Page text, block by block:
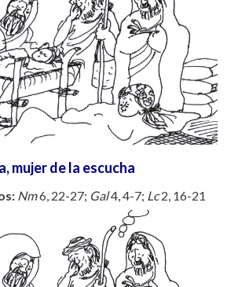
mujer de la escucha
Nm6, 22-27; Gal4, 4-7; Lc2, 16-21